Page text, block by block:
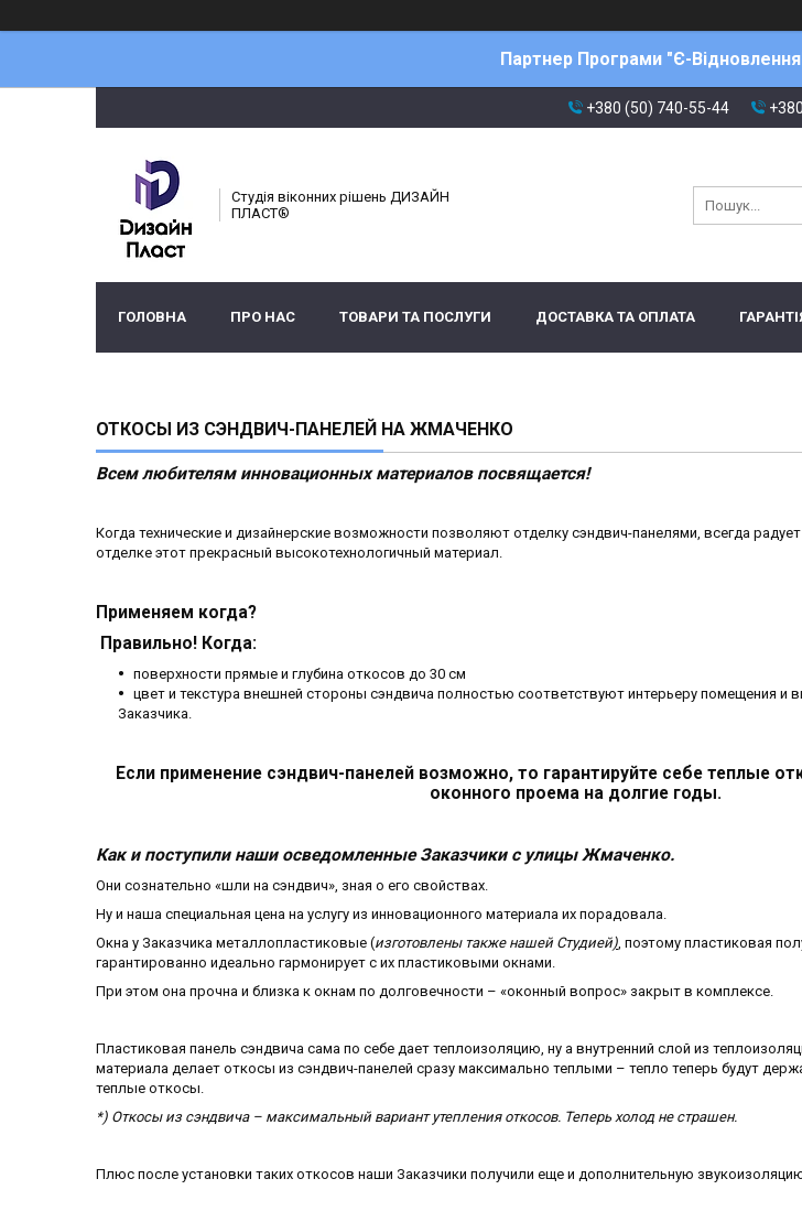
Партнер Програми "Є-
+380 (50) 740-55-44
Студія віконних рішень ДИЗАЙН
ПЛАСТ®
ГОЛОВНА ПРО НАС ТОВАРИ ТА ПОСЛУГИ ДОСТАВКА ТА ОПЛАТА
ОТКОСЫ ИЗ СЭНДВИЧ-ПАНЕЛЕЙ НА ЖМАЧЕНКО
Всем любителям инновационных материалов посвящается!
Когда технические и дизайнерские возможности позволяют отделку сэндвич-панелями, всегда
отделке этот прекрасный высокотехнологичный материал.
Применяем когда?
Правильно! Когда:
поверхности прямые и глубина откосов до 30 см
цвет и текстура внешней стороны сэндвича полностью соответствуют интерьеру помещения и
Заказчика.
Если применение сэндвич-панелей возможно, то гарантируйте себе теплые
оконного проема на долгие годы.
Как и поступили наши осведомленные Заказчики с улицы Жмаченко.
Они сознательно «шли на сэндвич», зная о его свойствах.
Ну и наша специальная цена на услугу из инновационного материала их порадовала.
Окна у Заказчика металлопластиковые (изготовлены также нашей Студией), поэтому пластиковая
гарантированно идеально гармонирует с их пластиковыми окнами.
При этом она прочна и близка к окнам по долговечности – «оконный вопрос» закрыт в комплексе.
Пластиковая панель сэндвича сама по себе дает теплоизоляцию, ну а внутренний слой из
материала делает откосы из сэндвич-панелей сразу максимально теплыми – тепло теперь будут
теплые откосы.
*) Откосы из сэндвича – максимальный вариант утепления откосов. Теперь холод не страшен.
Плюс после установки таких откосов наши Заказчики получили еще и дополнительную